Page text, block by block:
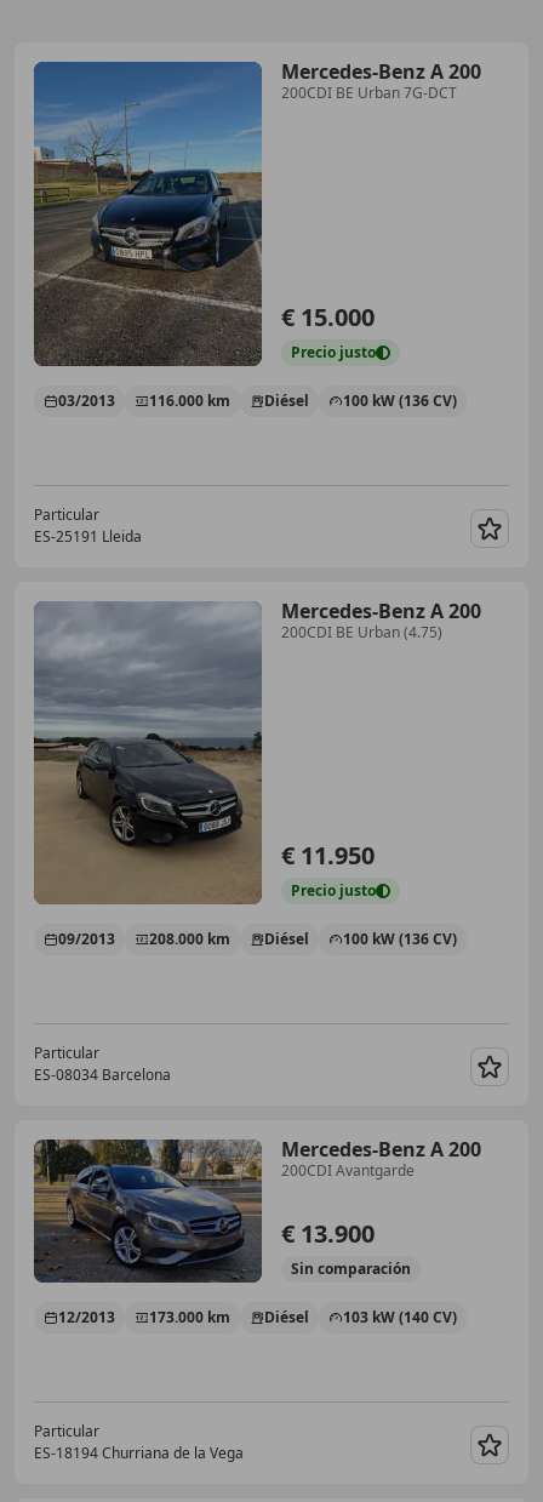
Mercedes-Benz A 200
200CDI BE Urban 7G-DCT
€ 15.000
Precio justo
03/2013 116.000 km Diésel 100 kW (136 CV)
Particular
ES-25191 Lleida
Mercedes-Benz A 200
200CDI BE Urban (4.75)
€ 11.950
Precio justo
09/2013 208.000 km Diésel 100 kW (136 CV)
Particular
ES-08034 Barcelona
Mercedes-Benz A 200
200CDI Avantgarde
€ 13.900
Sin comparación
12/2013 173.000 km Diésel 103 kW (140 CV)
Particular
ES-18194 Churriana de la Vega